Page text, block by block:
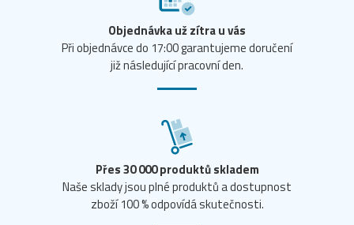
Objednávka už zítra u vás
Při objednávce do 17:00 garantujeme doručení
již následující pracovní den.
Přes 30 000 produktů skladem
Naše sklady jsou plné produktů a dostupnost
zboží 100 % odpovídá skutečnosti.